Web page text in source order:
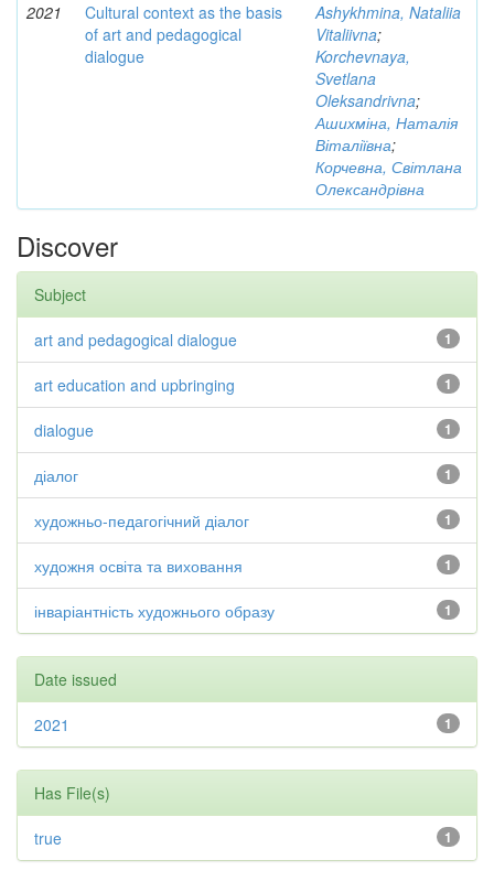
2021
Cultural context as the basis
of art and pedagogical
dialogue
Ashykhmina, Nataliia
Vitaliivna;
Korchevnaya,
Svetlana
Oleksandrivna;
Ашихміна, Наталія
Віталіївна;
Корчевна, Світлана
Олександрівна
Discover
Subject
1
art and pedagogical dialogue
1
art education and upbringing
1
dialogue
1
діалог
1
художньо-педагогічний діалог
1
художня освіта та виховання
1
інваріантність художнього образу
Date issued
1
2021
Has File(s)
1
true